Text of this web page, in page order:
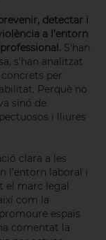
detectar i
a l’entorn
S'han
s'han analitzat
per
Perquè no
sinó de
i lliures
clara a les
l’entorn laboral i
el marc legal
com la
espais
comentat la